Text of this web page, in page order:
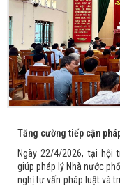
Tăng cường tiếp cận
Ngày 22/4/2026, tại hội
giúp pháp lý Nhà nước
nghị tư vấn pháp luật và